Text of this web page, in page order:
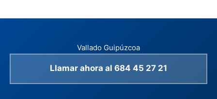
Vallado Guipúzcoa
Llamar ahora al 684 45 27 21